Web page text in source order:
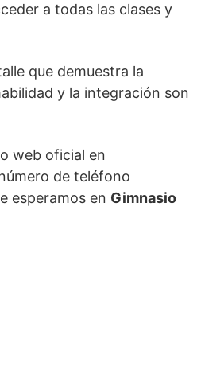
a todas las clases y
que demuestra la
y la integración son
web oficial en
de teléfono
esperamos en Gimnasio